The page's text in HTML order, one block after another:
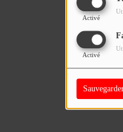
Activé
Activé